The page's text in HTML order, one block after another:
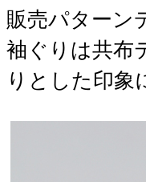
販売パターン
袖ぐりは共布
りとした印象